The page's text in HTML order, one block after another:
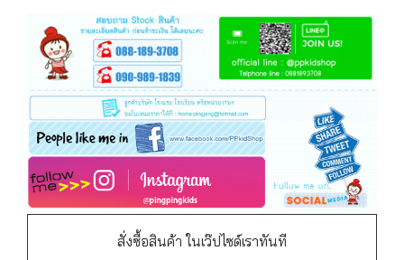
สั่งซื้อสินค้า ในเว๊ปไซด์เราทันที